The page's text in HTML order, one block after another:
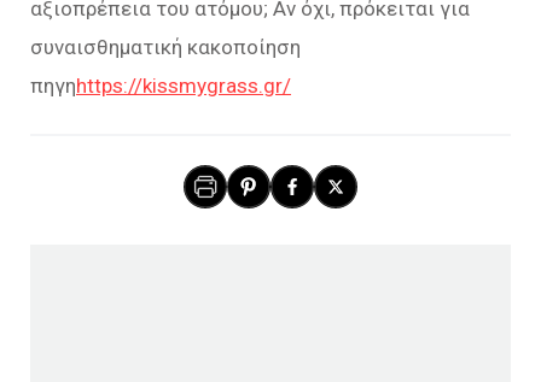
αξιοπρέπεια του ατόμου; Αν όχι, πρόκειται για
συναισθηματική κακοποίηση
πηγηhttps://kissmygrass.gr/